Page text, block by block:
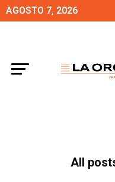
AGOSTO 7, 2026
All